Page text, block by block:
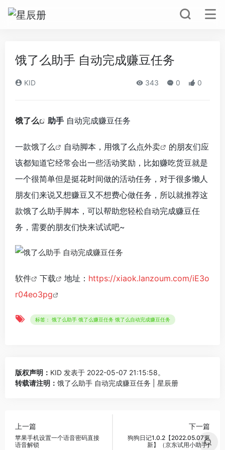
饿了么助手 自动完成赚豆任务
KID 343 0 0
饿了么 助手 自动完成赚豆任务
一款饿了么 自动脚本，用饿了么点外卖
的朋友们应
该都知道它经常会出一些活动奖励，比如赚吃货豆就是
一个很简单但是挺花时间做的活动任务，对于很多懒人
朋友们来说又想赚豆又不想费心做任务，所以就推荐这
款饿了么助手脚本，可以帮助您轻松自动完成赚豆任
务，需要的朋友们快来试试吧~
软件 下载 地址： https://xiaok.lanzoum.com/iE3o
r04eo3pg
标签： 饿了么助手 饿了么赚豆任务 饿了么自动完成赚豆任务
版权声明： KID 发表于 2022-05-07 21:15:58。
转载请注明： 饿了么助手 自动完成赚豆任务 | 星辰册
上一篇
苹果手机设置一个语音密码直接
语音解锁
下一篇
狗狗日记1.0.2【2022.05.07更
新】（京东试用小助手)